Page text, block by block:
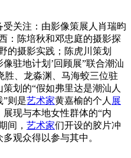
受关注：由影像策展人肖瑞昀
：陈培秋和邓忠庭的摄影探
的摄影实践；陈虎川策划
驻地计划’回顾展”联合潮汕
胜、龙淼渊、马海蛟三位驻
策划的“假如弗里达是潮汕人
则是艺术家黄嘉榆的个人 展
展现与本地女性群体的“内
间， 艺术家们开设的胶片冲
观众得以参与其中。